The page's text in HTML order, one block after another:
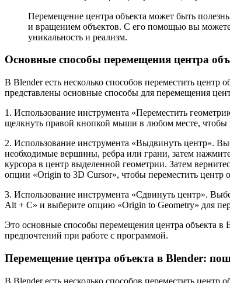
Перемещение центра объекта может быть
и вращением объектов. С его помощью вы
уникальность и реализм.
Основные способы перемещения центра
В Blender есть несколько способов переместить
представлены основные способы для перемещения
1. Использование инструмента «Переместить
щелкнуть правой кнопкой мыши в любом месте, чтобы
2. Использование инструмента «Выдвинуть центр».
необходимые вершины, ребра или грани, затем
курсора в центр выделенной геометрии. Затем
опции «Origin to 3D Cursor», чтобы переместить центр
3. Использование инструмента «Сдвинуть центр».
Alt + C» и выберите опцию «Origin to Geometry» для
Это основные способы перемещения центра объекта в
предпочтений при работе с программой.
Перемещение центра объекта в Blender:
В Blender есть несколько способов переместить